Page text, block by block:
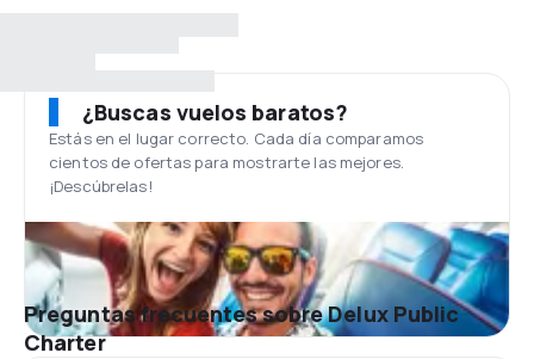
¿Buscas vuelos baratos?
Estás en el lugar correcto. Cada día comparamos
cientos de ofertas para mostrarte las mejores.
¡Descúbrelas!
Preguntas frecuentes sobre Delux Public
Charter